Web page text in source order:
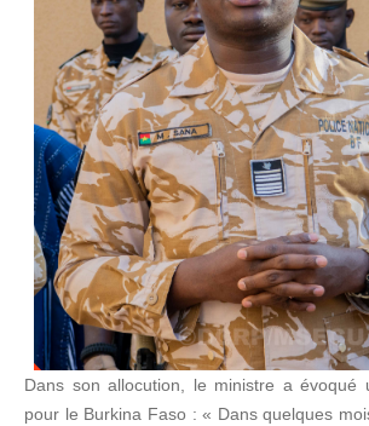
Dans son allocution, le ministre a évoqué
pour le Burkina Faso : « Dans quelques